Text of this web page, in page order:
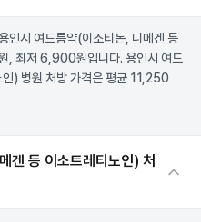
인시 여드름약(이소티논, 니메겐 등
, 최저 6,900원입니다. 용인시 여드
) 병원 처방 가격은 평균 11,250
겐 등 이소트레티노인) 처